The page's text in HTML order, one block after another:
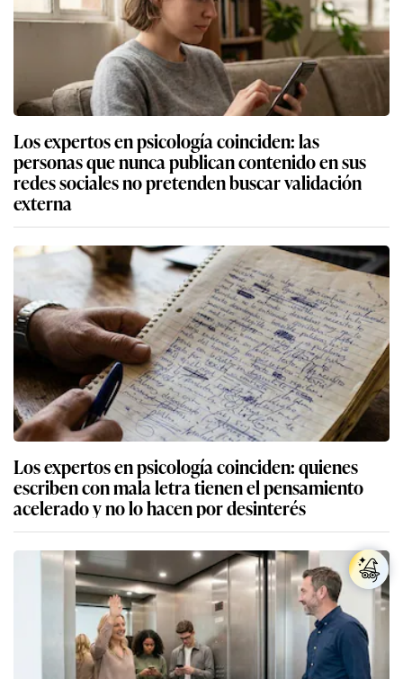
Los expertos en psicología coinciden: las
personas que nunca publican contenido en sus
redes sociales no pretenden buscar validación
externa
Los expertos en psicología coinciden: quienes
escriben con mala letra tienen el pensamiento
acelerado y no lo hacen por desinterés